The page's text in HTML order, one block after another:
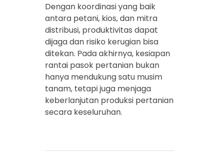
Dengan koordinasi yang baik
antara petani, kios, dan mitra
distribusi, produktivitas dapat
dijaga dan risiko kerugian bisa
ditekan. Pada akhirnya, kesiapan
rantai pasok pertanian bukan
hanya mendukung satu musim
tanam, tetapi juga menjaga
keberlanjutan produksi pertanian
secara keseluruhan.